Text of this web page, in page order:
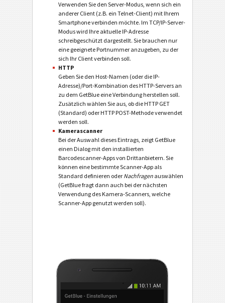
Verwenden Sie den Server-Modus, wenn sich ein
anderer Client (z.B. ein Telnet-Client) mit Ihrem
Smartphone verbinden möchte. Im TCP/IP-Server-
Modus wird Ihre aktuelle IP-Adresse
schreibgeschützt dargestellt. Sie brauchen nur
eine geeignete Portnummer anzugeben, zu der
sich Ihr Client verbinden soll.
HTTP
Geben Sie den Host-Namen (oder die IP-
Adresse)/Port-Kombination des HTTP-Servers an
zu dem GetBlue eine Verbindung herstellen soll.
Zusätzlich wählen Sie aus, ob die HTTP GET
(Standard) oder HTTP POST-Methode verwendet
werden soll.
Kamerascanner
Bei der Auswahl dieses Eintrags, zeigt GetBlue
einen Dialog mit den installierten
Barcodescanner-Apps von Drittanbietern. Sie
können eine bestimmte Scanner-App als
Standard definieren oder Nachfragen auswählen
(GetBlue fragt dann auch bei der nächsten
Verwendung des Kamera-Scanners, welche
Scanner-App genutzt werden soll).